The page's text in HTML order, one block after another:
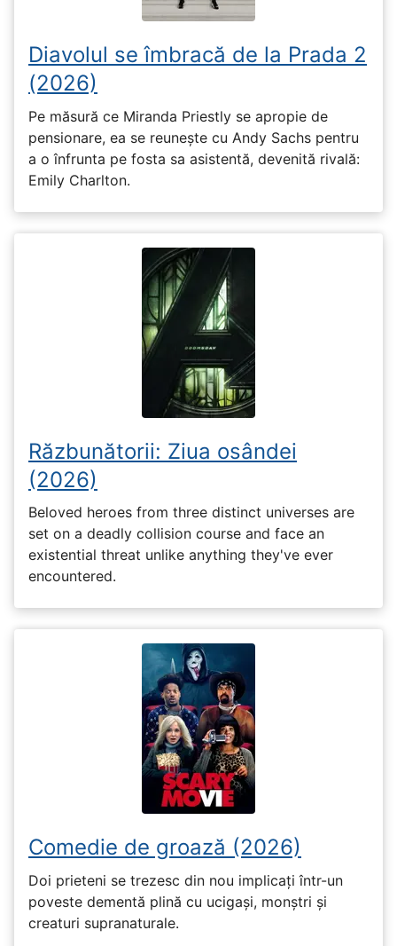
Diavolul se îmbracă de la Prada 2
(2026)
Pe măsură ce Miranda Priestly se apropie de
pensionare, ea se reunește cu Andy Sachs pentru
a o înfrunta pe fosta sa asistentă, devenită rivală:
Emily Charlton.
Răzbunătorii: Ziua osândei
(2026)
Beloved heroes from three distinct universes are
set on a deadly collision course and face an
existential threat unlike anything they've ever
encountered.
Comedie de groază (2026)
Doi prieteni se trezesc din nou implicați într-un
poveste dementă plină cu ucigași, monștri și
creaturi supranaturale.